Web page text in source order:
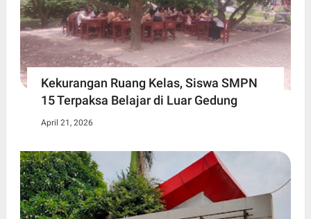
Kekurangan Ruang Kelas, Siswa SMPN
15 Terpaksa Belajar di Luar Gedung ​
April 21, 2026